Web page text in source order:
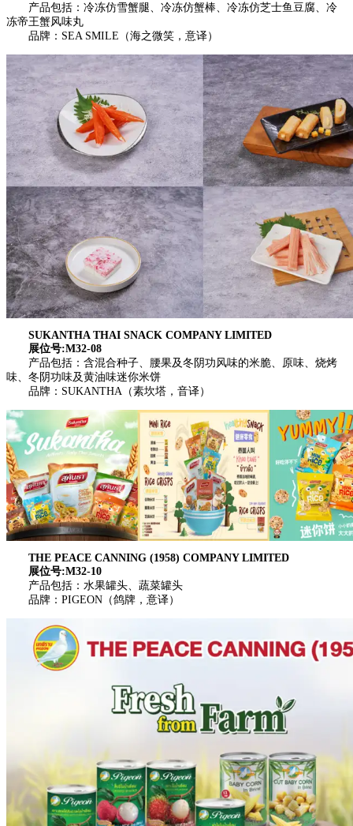
产品包括：冷冻仿雪蟹腿、冷冻仿蟹棒、冷冻仿芝士鱼豆腐、冷
冻帝王蟹风味丸
品牌：SEA SMILE（海之微笑，意译）
SUKANTHA THAI SNACK COMPANY LIMITED
展位号:M32-08
产品包括：含混合种子、腰果及冬阴功风味的米脆、原味、烧烤
味、冬阴功味及黄油味迷你米饼
品牌：SUKANTHA（素坎塔，音译）
THE PEACE CANNING (1958) COMPANY LIMITED
展位号:M32-10
产品包括：水果罐头、蔬菜罐头
品牌：PIGEON（鸽牌，意译）